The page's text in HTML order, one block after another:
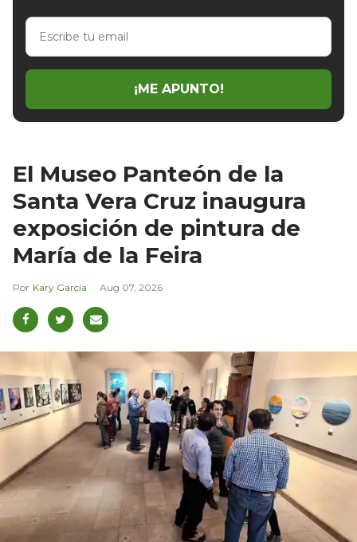
Escribe
email
¡ME APUNTO!
El Museo Panteón de la
Santa Vera Cruz inaugura
exposición de pintura de
María de la Feira
Kary García Aug 07, 2026